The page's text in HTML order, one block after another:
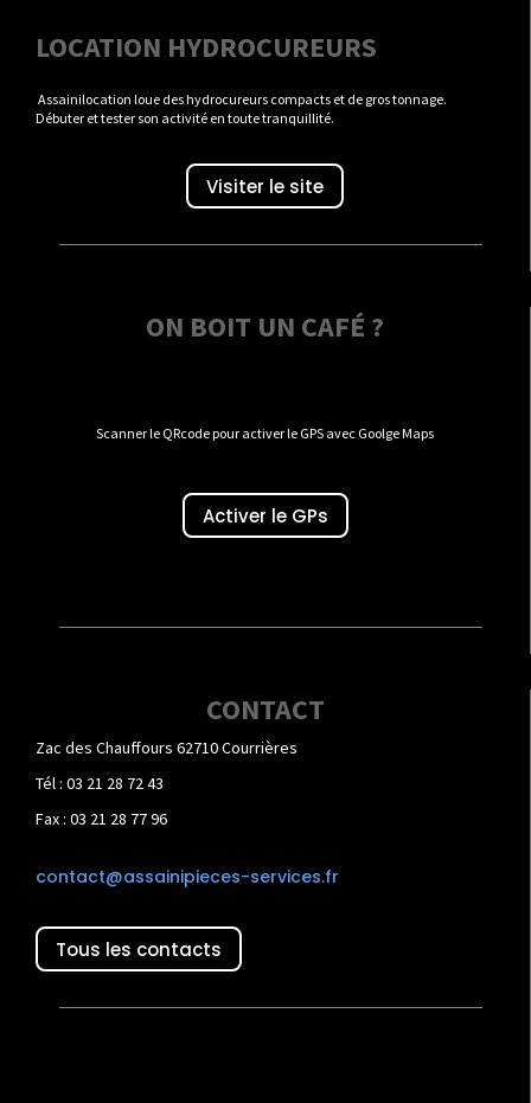
LOCATION HYDROCUREURS
Assainilocation loue des hydrocureurs compacts et de gros tonnage.
Débuter et tester son activité en toute tranquillité.
Visiter le site
ON BOIT UN CAFÉ ?
Scanner le QRcode pour activer le GPS avec Goolge Maps
Activer le GPs
CONTACT
Zac des Chauffours 62710 Courrières
Tél : 03 21 28 72 43
Fax : 03 21 28 77 96
contact@assainipieces-services.fr
Tous les contacts